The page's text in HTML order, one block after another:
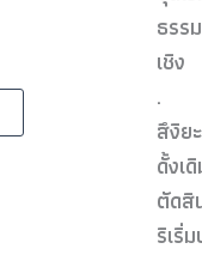
ธรร
เชิง
.
สึงิย
ดั้งเ
ตัดสิ
ริเริ่